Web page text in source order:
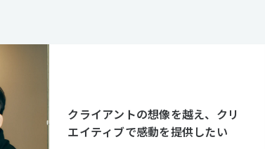
クライアントの想像を越え、クリ
エイティブで感動を提供したい